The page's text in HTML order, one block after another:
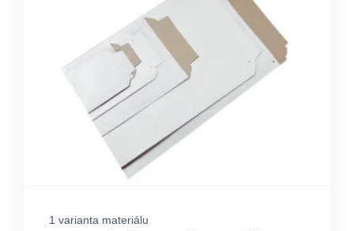
1 varianta materiálu